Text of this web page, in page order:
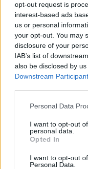
opt-out request is
interest-based ads
us or personal
your opt-out. You may
disclosure of your
IAB’s list of
also be disclosed by
Downstream
Personal Data
I want to opt-out
personal data.
Opted In
I want to opt-out
Personal Data.
Seguici su Google Discover
Segui
Scegli
SPETTACOLI
SCIENZA E TECH